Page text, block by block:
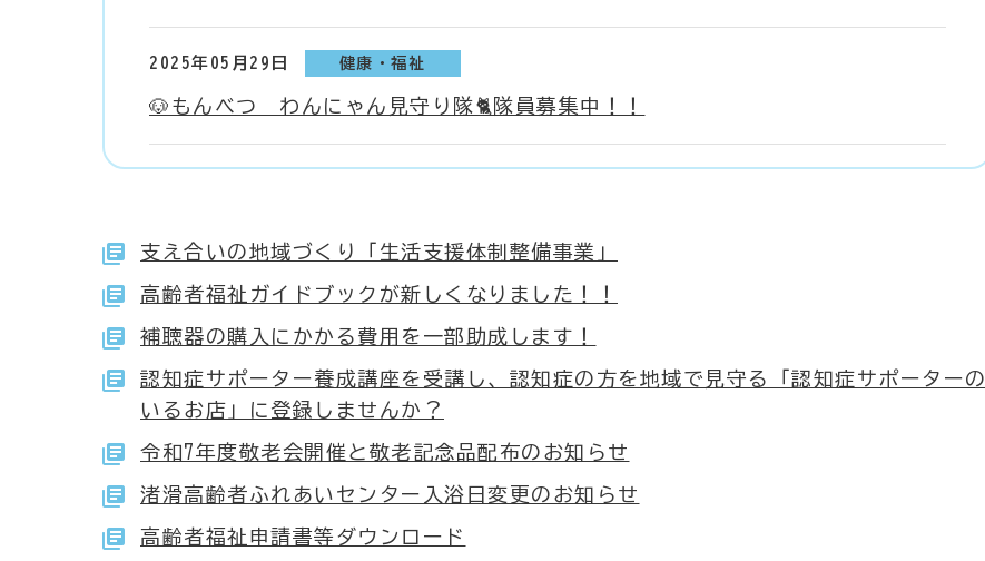
2025年05月29日 健康・福祉
🐶もんべつ わんにゃん見守り隊🐈隊員募集中！！
支え合いの地域づくり「生活支援体制整備事業」
高齢者福祉ガイドブックが新しくなりました！！
補聴器の購入にかかる費用を一部助成します！
認知症サポーター養成講座を受講し、認知症の方を地域で見守る「認知症サポーターの
いるお店」に登録しませんか？
令和7年度敬老会開催と敬老記念品配布のお知らせ
渚滑高齢者ふれあいセンター入浴日変更のお知らせ
高齢者福祉申請書等ダウンロード